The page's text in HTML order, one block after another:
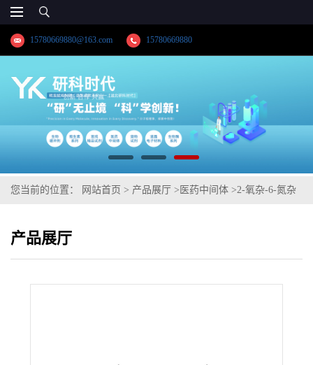
15780669880@163.com 15780669880
您当前的位置： 网站首页 > 产品展厅 > 医药中间体 >2-氧杂-6-氮杂
产品展厅